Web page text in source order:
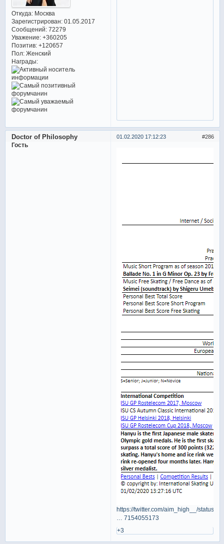
Откуда:Москва
Зарегистрирован: 01.05.2017
Сообщений:72279
Уважение: +360205
Позитив: +120657
Пол:Женский
Награды:
286
01.02.2020 17:12:23
Doctor of Philosophy
Гость
https://twitter.com/aim_high__/status/1
… 7154055173
+3